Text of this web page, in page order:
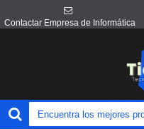
Contactar Empresa de Informática